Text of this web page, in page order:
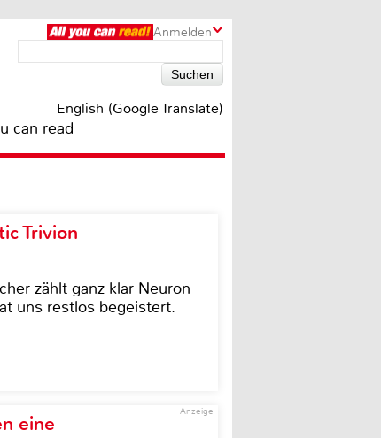
Anmelden
English (Google Translate)
can read
Trivion
zählt ganz klar Neuron
uns restlos begeistert.
Anzeige
eine